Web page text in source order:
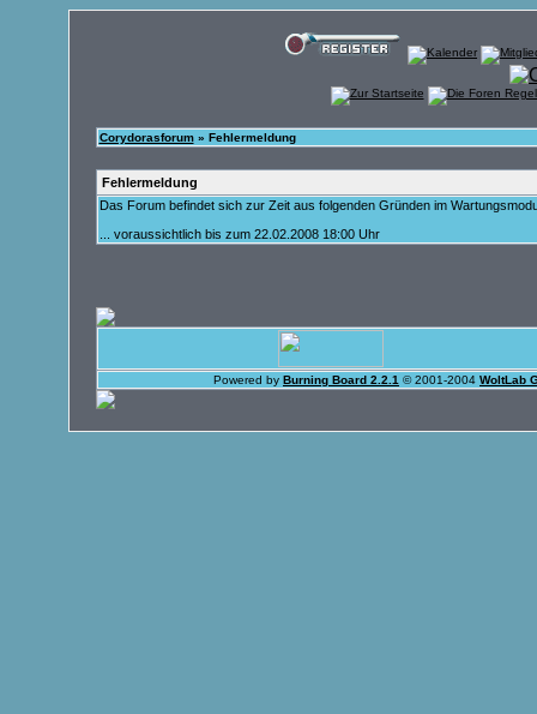
Corydorasforum» Fehlermeldung
Fehlermeldung
Das Forum befindet sich zur Zeit aus folgenden Gründen im
... voraussichtlich bis zum 22.02.2008 18:00 Uhr
Powered by Burning Board 2.2.1 © 2001-2004 WoltLab